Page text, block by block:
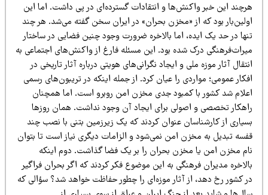
این خبر واکنش‌ها و انتقادات گسترده‌ای در پی داشت. اما این
بود که از «مخزن بحران» در ایران سخن گفته می‌شد. هر چند
در حد یک ایده، اما بالاخره ضرورت وجود چنین فضایی در ساختار
درک شده بود. این مسئله فارغ از واکنش‌های اجتماعی به
آثار موزه ملی و ایجاد نگرانی‌های هویتی درباره آثار تاریخی در
عمومی؛ مواردی را عیان کرد. از جمله اینکه در تریبون‌های رسمی
شد کشور با کمبود جدی مخزن امن روبرو است. اما همچنان
تخصصی و اصولی برای ایجاد آن وجود نداشت. همان روزها
از کارشناسان عنوان کردند که یک زیرزمین بتنی با نصب چند
تبدیل به مخزن امن نمی‌شود و الزامات دیگری نیاز است تا بتوان
مخزن امن یا مخزن بحران را بر یک فضا گذاشت. دوم اینکه
مدیران فرهنگی به این موضوع فکر کردند که اگر بحران فراگیر
کشور رخ دهد، از آثار موزه‌ای را چطور حفاظت خواهد شد؟ سؤالی که